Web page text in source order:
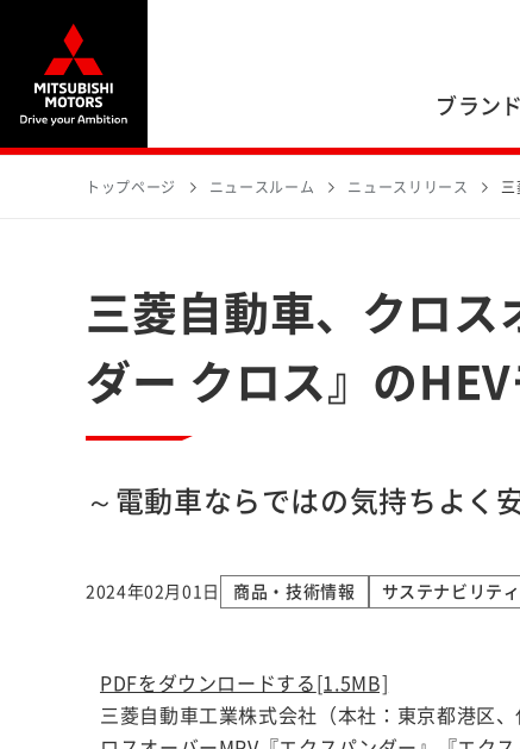
ブランド
トップページ ニュースルーム ニュースリリース 三
三菱自動車、クロス
ダー クロス』の
～電動車ならではの気持ちよく
2024年02月01日 商品・技術情報 サステナビリティ
PDFをダウンロードする
[1.5MB]
三菱自動車工業株式会社（本社：東京都港区